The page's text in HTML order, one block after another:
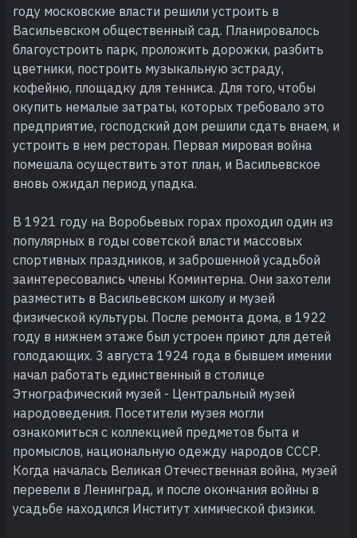
году московские власти решили устроить в
Васильевском общественный сад. Планировалось
благоустроить парк, проложить дорожки, разбить
цветники, построить музыкальную эстраду,
кофейню, площадку для тенниса. Для того, чтобы
окупить немалые затраты, которых требовало это
предприятие, господский дом решили сдать внаем, и
устроить в нем ресторан. Первая мировая война
помешала осуществить этот план, и Васильевское
вновь ожидал период упадка.
В 1921 году на Воробьевых горах проходил один из
популярных в годы советской власти массовых
спортивных праздников, и заброшенной усадьбой
заинтересовались члены Коминтерна. Они захотели
разместить в Васильевском школу и музей
физической культуры. После ремонта дома, в 1922
году в нижнем этаже был устроен приют для детей
голодающих. 3 августа 1924 года в бывшем имении
начал работать единственный в столице
Этнографический музей - Центральный музей
народоведения. Посетители музея могли
ознакомиться с коллекцией предметов быта и
промыслов, национальную одежду народов СССР.
Когда началась Великая Отечественная война, музей
перевели в Ленинград, и после окончания войны в
усадьбе находился Институт химической физики.